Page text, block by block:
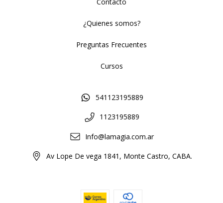
¿Quienes somos?
Preguntas Frecuentes
Cursos
541123195889
1123195889
Info@lamagia.com.ar
Av Lope De vega 1841, Monte Castro, CABA.